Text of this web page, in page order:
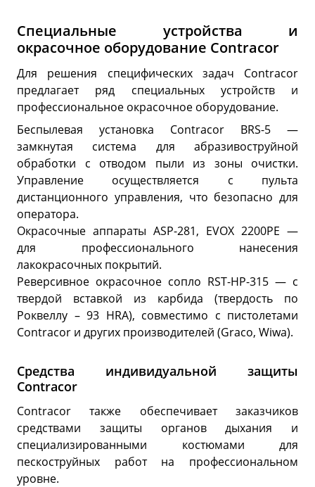
Специальные устройства и
окрасочное оборудование Contracor
Для решения специфических задач Contracor
предлагает ряд специальных устройств и
профессиональное окрасочное оборудование.
Беспылевая установка Contracor BRS-5 —
замкнутая система для абразивоструйной
обработки с отводом пыли из зоны очистки.
Управление осуществляется с пульта
дистанционного управления, что безопасно для
оператора.
Окрасочные аппараты ASP-281, EVOX 2200PE —
для профессионального нанесения
лакокрасочных покрытий.
Реверсивное окрасочное сопло RST-HP-315 — с
твердой вставкой из карбида (твердость по
Роквеллу – 93 HRA), совместимо с пистолетами
Contracor и других производителей (Graco, Wiwa).
Средства индивидуальной защиты
Contracor
Contracor также обеспечивает заказчиков
средствами защиты органов дыхания и
специализированными костюмами для
пескоструйных работ на профессиональном
уровне.